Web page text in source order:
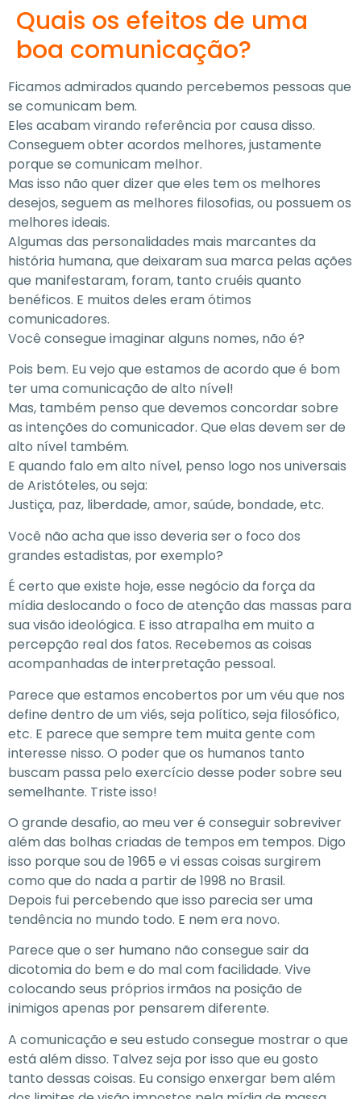
Quais os efeitos de uma
boa comunicação?
Ficamos admirados quando percebemos pessoas que
se comunicam bem.
Eles acabam virando referência por causa disso.
Conseguem obter acordos melhores, justamente
porque se comunicam melhor.
Mas isso não quer dizer que eles tem os melhores
desejos, seguem as melhores filosofias, ou possuem os
melhores ideais.
Algumas das personalidades mais marcantes da
história humana, que deixaram sua marca pelas ações
que manifestaram, foram, tanto cruéis quanto
benéficos. E muitos deles eram ótimos
comunicadores.
Você consegue imaginar alguns nomes, não é?
Pois bem. Eu vejo que estamos de acordo que é bom
ter uma comunicação de alto nível!
Mas, também penso que devemos concordar sobre
as intenções do comunicador. Que elas devem ser de
alto nível também.
E quando falo em alto nível, penso logo nos universais
de Aristóteles, ou seja:
Justiça, paz, liberdade, amor, saúde, bondade, etc.
Você não acha que isso deveria ser o foco dos
grandes estadistas, por exemplo?
É certo que existe hoje, esse negócio da força da
mídia deslocando o foco de atenção das massas para
sua visão ideológica. E isso atrapalha em muito a
percepção real dos fatos. Recebemos as coisas
acompanhadas de interpretação pessoal.
Parece que estamos encobertos por um véu que nos
define dentro de um viés, seja político, seja filosófico,
etc. E parece que sempre tem muita gente com
interesse nisso. O poder que os humanos tanto
buscam passa pelo exercício desse poder sobre seu
semelhante. Triste isso!
O grande desafio, ao meu ver é conseguir sobreviver
além das bolhas criadas de tempos em tempos. Digo
isso porque sou de 1965 e vi essas coisas surgirem
como que do nada a partir de 1998 no Brasil.
Depois fui percebendo que isso parecia ser uma
tendência no mundo todo. E nem era novo.
Parece que o ser humano não consegue sair da
dicotomia do bem e do mal com facilidade. Vive
colocando seus próprios irmãos na posição de
inimigos apenas por pensarem diferente.
A comunicação e seu estudo consegue mostrar o que
está além disso. Talvez seja por isso que eu gosto
tanto dessas coisas. Eu consigo enxergar bem além